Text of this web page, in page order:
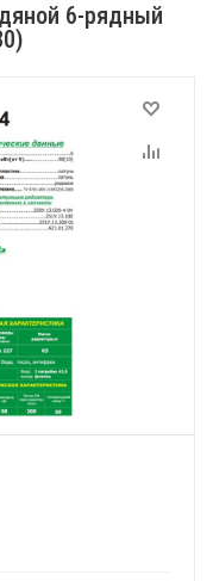
6-рядный